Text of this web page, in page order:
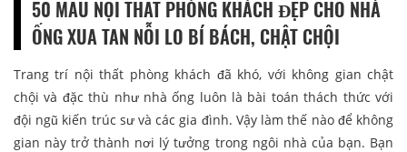
50 MẪU NỘI THẤT PHÒNG KHÁCH ĐẸP CHO NHÀ
ỐNG XUA TAN NỖI LO BÍ BÁCH, CHẬT CHỘI
Trang trí nội thất phòng khách đã khó, với không gian chật
chội và đặc thù như nhà ống luôn là bài toán thách thức với
đội ngũ kiến trúc sư và các gia đình. Vậy làm thế nào để không
gian này trở thành nơi lý tưởng trong ngôi nhà của bạn. Bạn